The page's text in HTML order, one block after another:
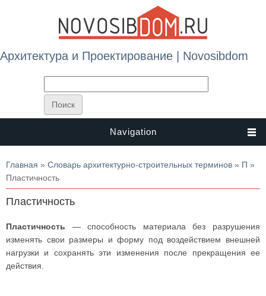
Архитектура и Проектирование | Novosibdom
Navigation
Вы здесь
Главная » Словарь архитектурно-строительных терминов » П »
Пластичность
Пластичность
Пластичность — способность материала без разрушения
изменять свои размеры и форму под воздействием внешней
нагрузки и сохранять эти изменения после прекращения ее
действия.